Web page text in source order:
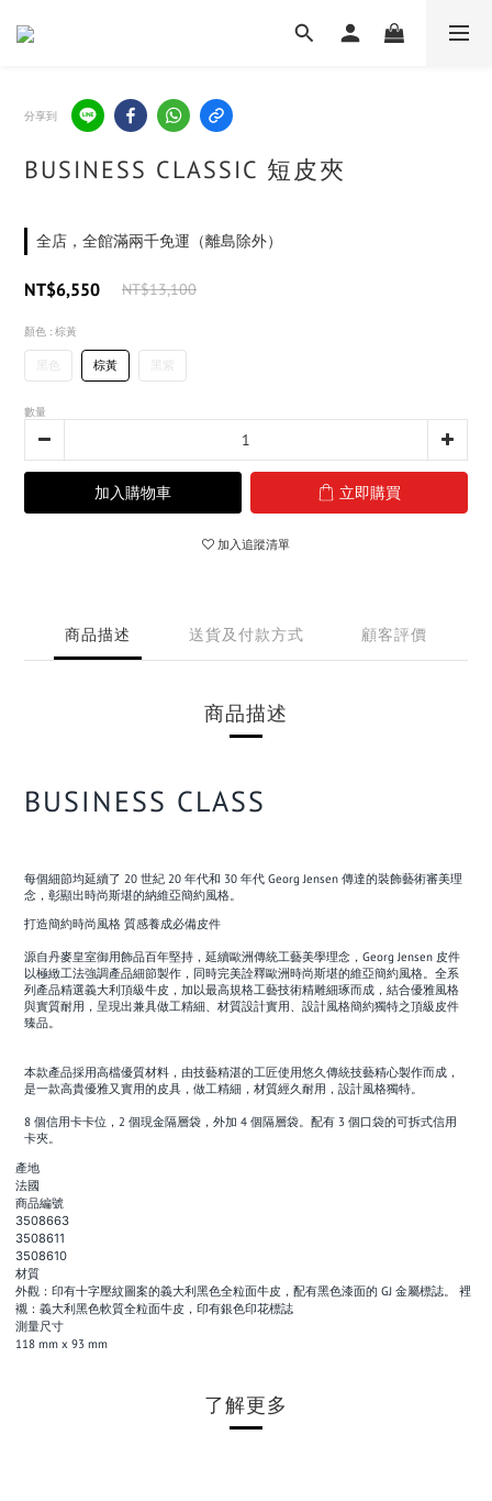
分享到
BUSINESS CLASSIC 短皮夾
全店，全館滿兩千免運（離島除外）
NT$6,550 NT$13,100
顏色 : 棕黃
黑色 棕黃
數量
加入購物車 立即購買
加入追蹤清單
商品描述 送貨及付款方式 顧客評價
商品描述
BUSINESS CLASS
每個細節均延續了 20 世紀 20 年代和 30 年代 Georg Jensen 傳達的裝飾藝術審美理
念，彰顯出時尚斯堪的納維亞簡約風格。
打造簡約時尚風格 質感養成必備皮件
源自丹麥皇室御用飾品百年堅持，延續歐洲傳統工藝美學理念，Georg Jensen 皮件
以極緻工法強調產品細節製作，同時完美詮釋歐洲時尚斯堪的維亞簡約風格。全系
列產品精選義大利頂級牛皮，加以最高規格工藝技術精雕細琢而成，結合優雅風格
與實質耐用，呈現出兼具做工精細、材質設計實用、設計風格簡約獨特之頂級皮件
臻品。
本款產品採用高檔優質材料，由技藝精湛的工匠使用悠久傳統技藝精心製作而成，
是一款高貴優雅又實用的皮具，做工精細，材質經久耐用，設計風格獨特。
8 個信用卡卡位，2 個現金隔層袋，外加 4 個隔層袋。配有 3 個口袋的可拆式信用
卡夾。
產地
法國
商品編號
3508663
3508611
3508610
材質
外觀：印有十字壓紋圖案的義大利黑色全粒面牛皮，配有黑色漆面的 GJ 金屬標誌。 裡
襯：義大利黑色軟質全粒面牛皮，印有銀色印花標誌
測量尺寸
118 mm x 93 mm
了解更多